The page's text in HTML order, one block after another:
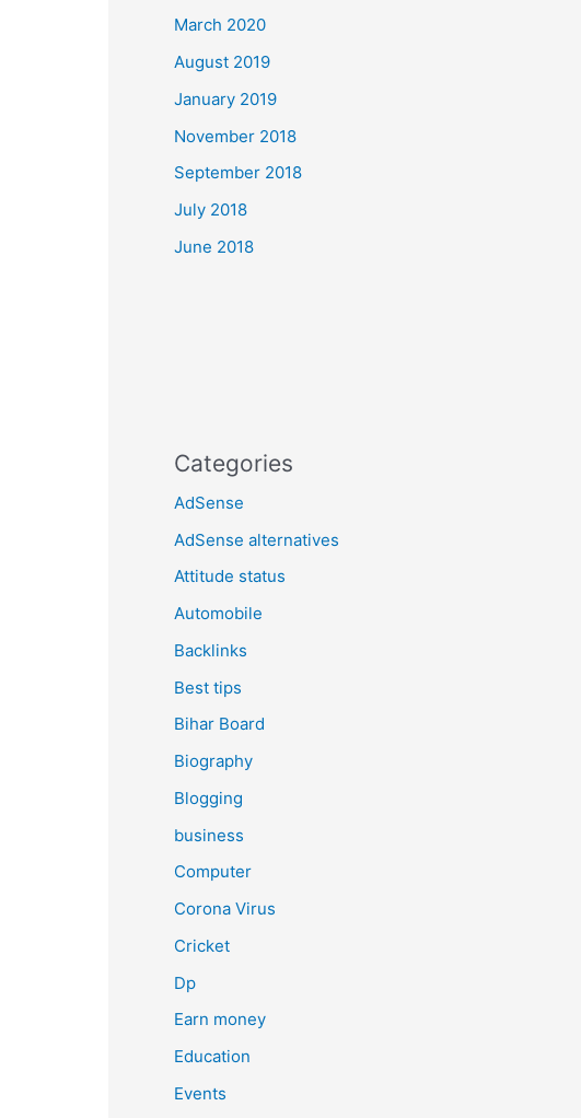
March 2020
August 2019
January 2019
November 2018
September 2018
July 2018
June 2018
Categories
AdSense
AdSense alternatives
Attitude status
Automobile
Backlinks
Best tips
Bihar Board
Biography
Blogging
business
Computer
Corona Virus
Cricket
Dp
Earn money
Education
Events